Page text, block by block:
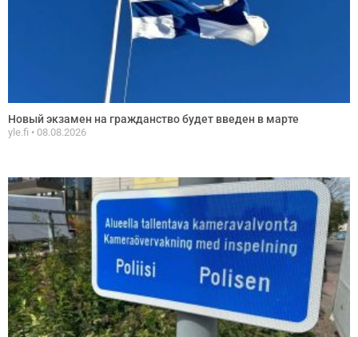
Новый экзамен на гражданство будет введен в марте
yle.fi 08.08.2026